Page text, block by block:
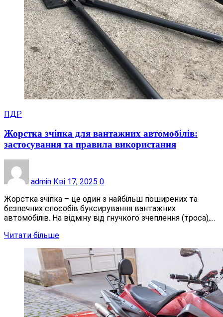
ПДР
Жорстка зчіпка для вантажних автомобілів:
застосування та правила використання
admin Кві 17, 2025 0
Жорстка зчіпка – це один з найбільш поширених та
безпечних способів буксирування вантажних
автомобілів. На відміну від гнучкого зчеплення (троса),…
Читати більше